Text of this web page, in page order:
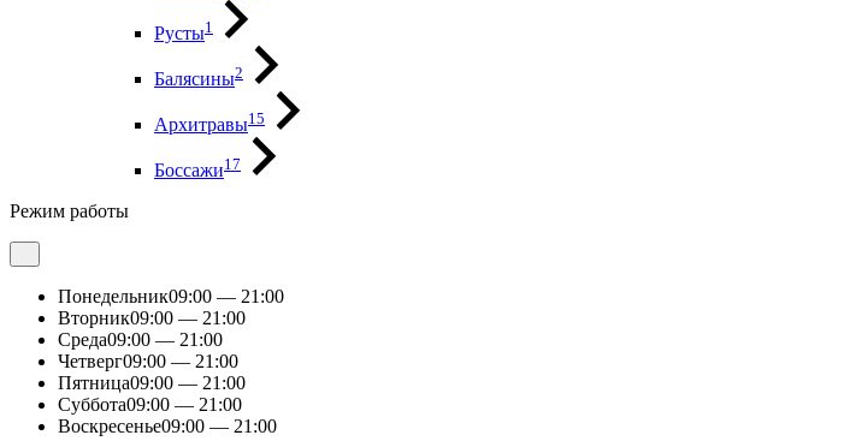
Русты1
Балясины2
Архитравы15
Боссажи17
Режим работы
Понедельник09:00 — 21:00
Вторник09:00 — 21:00
Среда09:00 — 21:00
Четверг09:00 — 21:00
Пятница09:00 — 21:00
Суббота09:00 — 21:00
Воскресенье09:00 — 21:00